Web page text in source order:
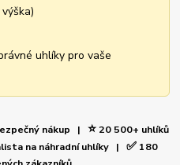
uhlíky pro vaše
nákup | ⭐20 500+ uhlíků
na náhradní uhlíky | ✅180